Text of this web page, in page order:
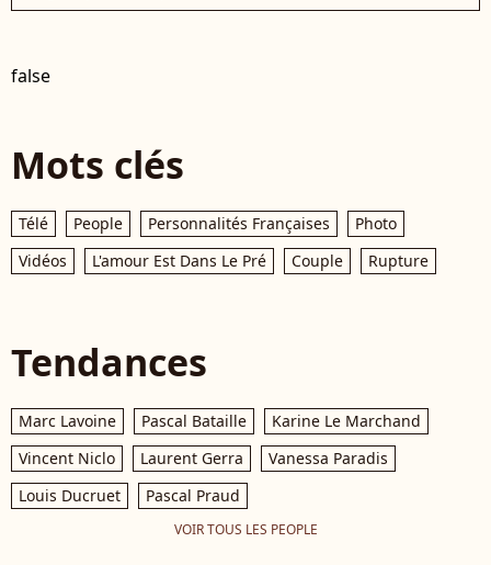
false
Mots clés
Télé People Personnalités Françaises
Photo
Vidéos
L'amour Est Dans Le Pré Couple Rupture
Tendances
Marc Lavoine Pascal Bataille
Karine Le Marchand
Vincent Niclo
Laurent Gerra
Vanessa Paradis
Louis Ducruet
Pascal Praud
VOIR TOUS LES PEOPLE